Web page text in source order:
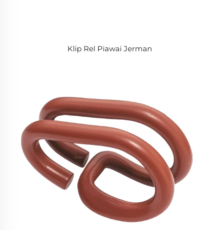
Klip Rel Piawai Jerman